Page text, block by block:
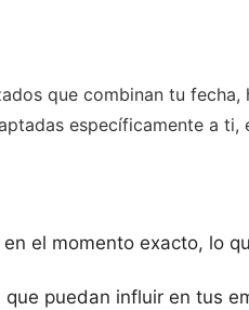
que combinan tu fecha,
específicamente a ti,
el momento exacto, lo
puedan influir en tus